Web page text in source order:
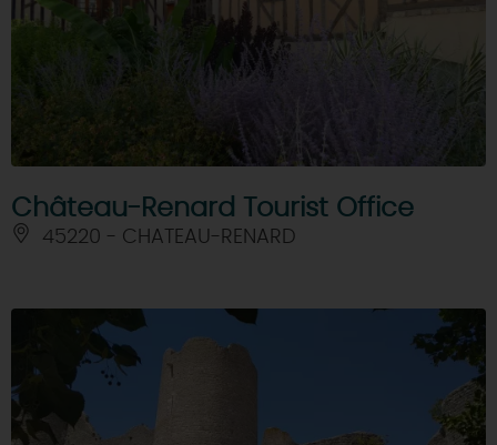
Château-Renard Tourist Office
45220 - CHATEAU-RENARD